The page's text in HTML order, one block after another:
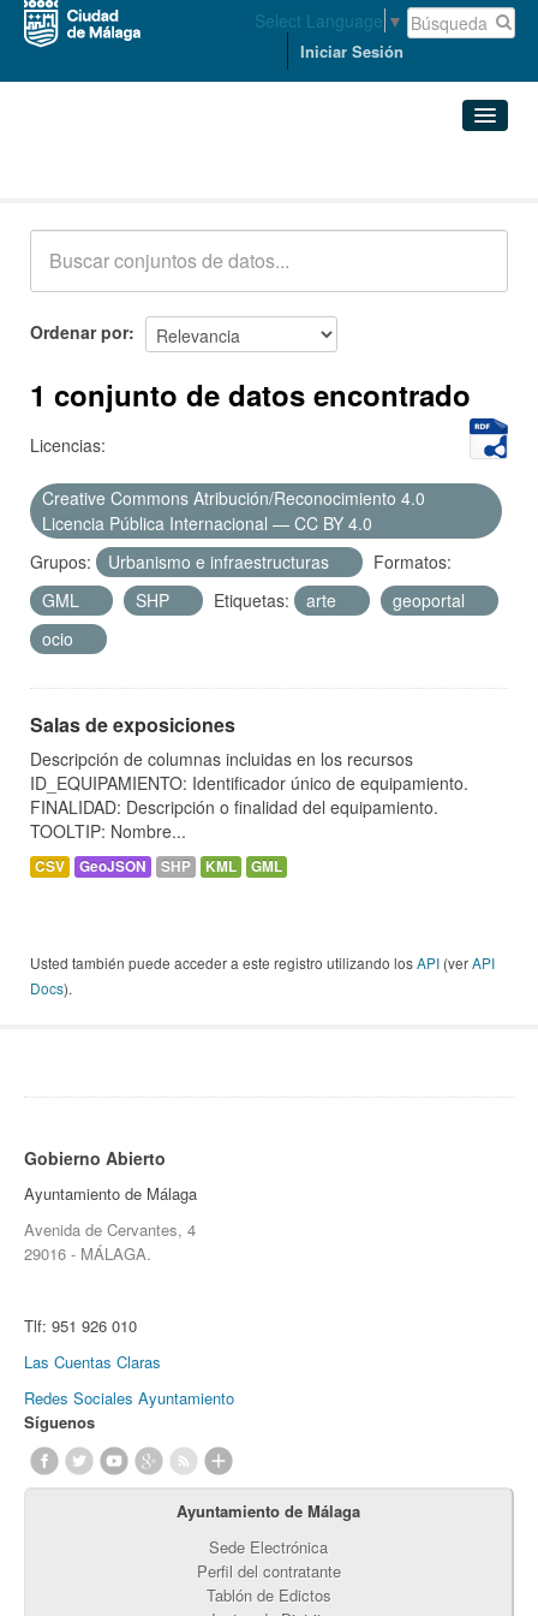
Select Language ▼
Iniciar Sesión
Acerca de
Ordenar por
1 conjunto de datos encontrado
Licencias:
Creative Commons Atribución/Reconocimiento 4.0
Licencia Pública Internacional — CC BY 4.0
Grupos:
Urbanismo e infraestructuras
Formatos:
GML
SHP Etiquetas: arte
geoportal
ocio
Salas de exposiciones
Descripción de columnas incluidas en los recursos
ID_EQUIPAMIENTO: Identificador único de equipamiento.
FINALIDAD: Descripción o finalidad del equipamiento.
TOOLTIP: Nombre...
CSV GeoJSON SHP KML GML
Usted también puede acceder a este registro utilizando losAPI (verAPI
Docs).
Gobierno Abierto
Ayuntamiento de Málaga
Avenida de Cervantes, 4
29016 - MÁLAGA.
Tlf: 951 926 010
Las Cuentas Claras
Redes Sociales Ayuntamiento
Síguenos
Ayuntamiento de Málaga
Sede Electrónica
Perfil del contratante
Tablón de Edictos